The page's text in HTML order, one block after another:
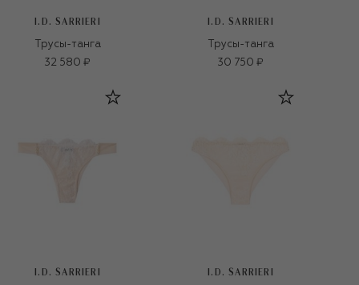
I.D. SARRIERI
Трусы-танга
32 580 ₽
I.D. SARRIERI
Трусы-танга
30 750 ₽
I.D. SARRIERI I.D. SARRIERI